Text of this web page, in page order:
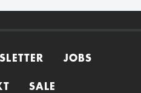
JOBS
SALE